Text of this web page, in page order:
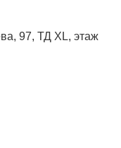
97, ТД XL, этаж